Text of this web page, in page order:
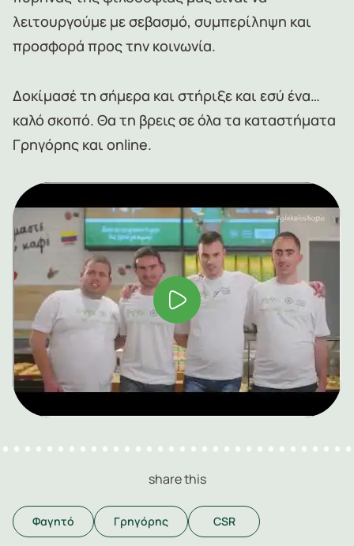
λειτουργούμε με σεβασμό, συμπερίληψη και
προσφορά προς την κοινωνία.
Δοκίμασέ τη σήμερα και στήριξε και εσύ ένα…
καλό σκοπό. Θα τη βρεις σε όλα τα καταστήματα
Γρηγόρης και online.
share this
Φαγητό Γρηγόρης CSR